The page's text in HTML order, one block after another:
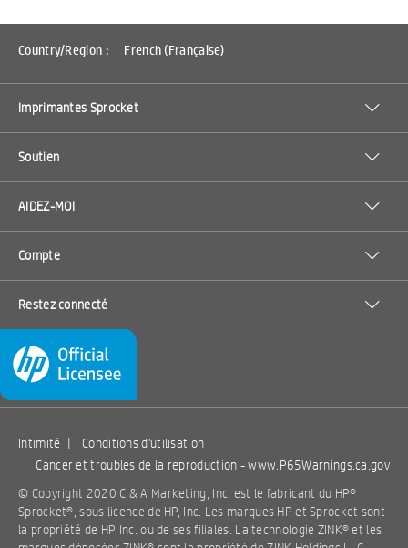
Country/Region : French (Française)
Imprimantes Sprocket
Soutien
AIDEZ-MOI
Compte
Restez connecté
Intimité |
Conditions d'utilisation
Cancer et troubles de la reproduction -www.P65Warnings.ca.gov
© Copyright 2020 C & A Marketing, Inc. est le fabricant du HP®
Sprocket®, sous licence de HP, Inc. Les marques HP et Sprocket sont
la propriété de HP Inc. ou de ses filiales. La technologie ZINK® et les